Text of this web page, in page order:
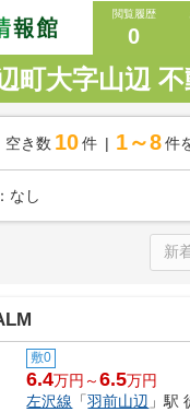
閲覧履歴
0
町大字山辺
空き数 10 件 1～8 件
なし
敷0
6.4万円～6.5万円
左沢線 「羽前山辺 」駅